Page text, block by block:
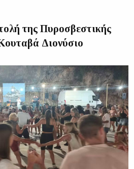
της Πυροσβεστικής
Διονύσιο